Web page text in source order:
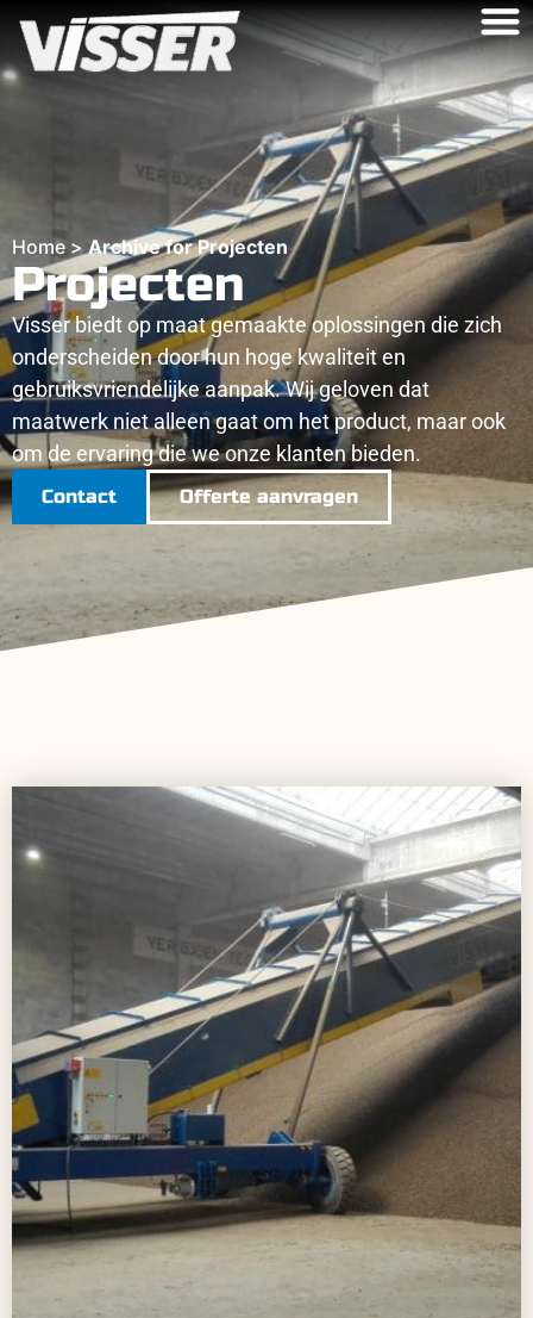
Home >Archive for Projecten
Projecten
Visser biedt op maat gemaakte oplossingen die zich
onderscheiden door hun hoge kwaliteit en
gebruiksvriendelijke aanpak. Wij geloven dat
maatwerk niet alleen gaat om het product, maar ook
om de ervaring die we onze klanten bieden.
Contact Offerte aanvragen